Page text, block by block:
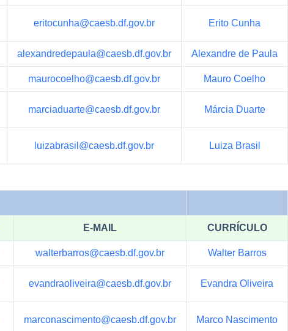
eritocunha@caesb.df.gov.br Erito Cunha
alexandredepaula@caesb.df.gov.br Alexandre de Paula
maurocoelho@caesb.df.gov.br Mauro Coelho
marciaduarte@caesb.df.gov.br Márcia Duarte
luizabrasil@caesb.df.gov.br Luiza Brasil
E-MAIL CURRÍCULO
walterbarros@caesb.df.gov.br Walter Barros
evandraoliveira@caesb.df.gov.br Evandra Oliveira
marconascimento@caesb.df.gov.br Marco Nascimento